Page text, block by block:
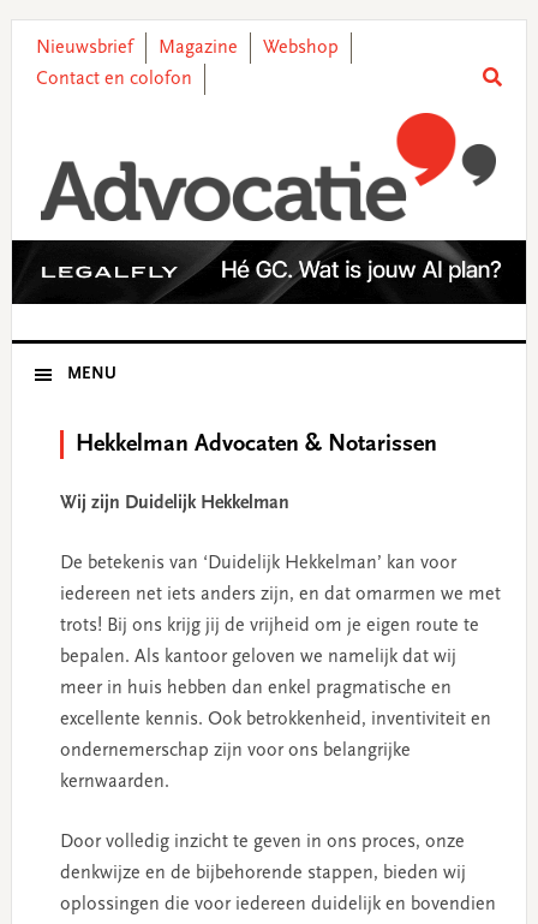
primary
main
primary
footer
Nieuwsbrief Magazine
Webshop
Contact en colofon
MENU
Hekkelman Advocaten & Notarissen
Wij zijn Duidelijk Hekkelman
De betekenis van ‘Duidelijk Hekkelman’ kan voor
iedereen net iets anders zijn, en dat omarmen we met
trots! Bij ons krijg jij de vrijheid om je eigen route te
bepalen. Als kantoor geloven we namelijk dat wij
meer in huis hebben dan enkel pragmatische en
excellente kennis. Ook betrokkenheid, inventiviteit en
ondernemerschap zijn voor ons belangrijke
kernwaarden.
Door volledig inzicht te geven in ons proces, onze
denkwijze en de bijbehorende stappen, bieden wij
oplossingen die voor iedereen duidelijk en bovendien